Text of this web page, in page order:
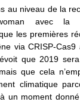
au niveau de la
avec la
les premières
via CRISP-Cas9
que 2019
que cela
climatique
un moment